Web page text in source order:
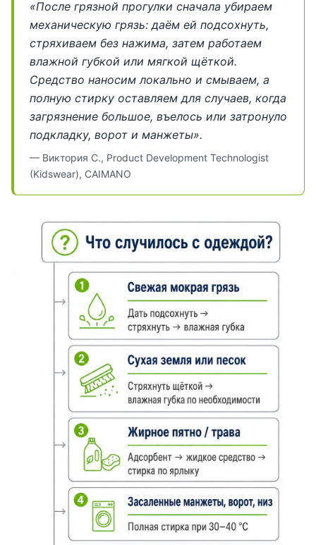
«После грязной прогулки сначала убираем
механическую грязь: даём ей подсохнуть,
стряхиваем без нажима, затем работаем
влажной губкой или мягкой щёткой.
Средство наносим локально и смываем, а
полную стирку оставляем для случаев, когда
загрязнение большое, въелось или затронуло
подкладку, ворот и манжеты».
— Виктория С., Product Development Technologist
(Kidswear), CAIMANO